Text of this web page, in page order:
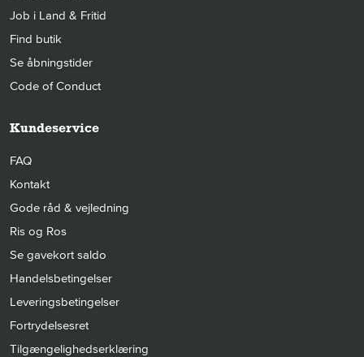
Job i Land & Fritid
Find butik
Se åbningstider
Code of Conduct
Kundeservice
FAQ
Kontakt
Gode råd & vejledning
Ris og Ros
Se gavekort saldo
Handelsbetingelser
Leveringsbetingelser
Fortrydelsesret
Tilgængelighedserklæring